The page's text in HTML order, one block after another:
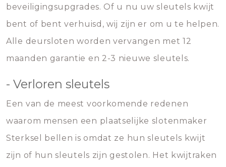
beveiligingsupgrades. Of u nu uw sleutels kwijt
bent of bent verhuisd, wij zijn er om u te helpen.
Alle deursloten worden vervangen met 12
maanden garantie en 2-3 nieuwe sleutels.
- Verloren sleutels
Een van de meest voorkomende redenen
waarom mensen een plaatselijke slotenmaker
Sterksel bellen is omdat ze hun sleutels kwijt
zijn of hun sleutels zijn gestolen. Het kwijtraken